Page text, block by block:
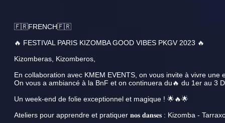
🇫🇷FRENCH🇫🇷
🔥 FESTIVAL PARIS KIZOMBA GOOD VIBES PKGV 2023 🔥
Kizomberas, Kizomberos,
En collaboration avec KMEM EVENTS, on vous invite à vivre une
On vous a ambiancé à la BnF et on continuera du🔥 du 1er au 3
Un week-end de folie exceptionnel et magique ! 🌟🔥🌟
Ateliers pour apprendre et pratiquer 𝐧𝐨𝐬 𝐝𝐚𝐧𝐬𝐞𝐬 : Kizomba -